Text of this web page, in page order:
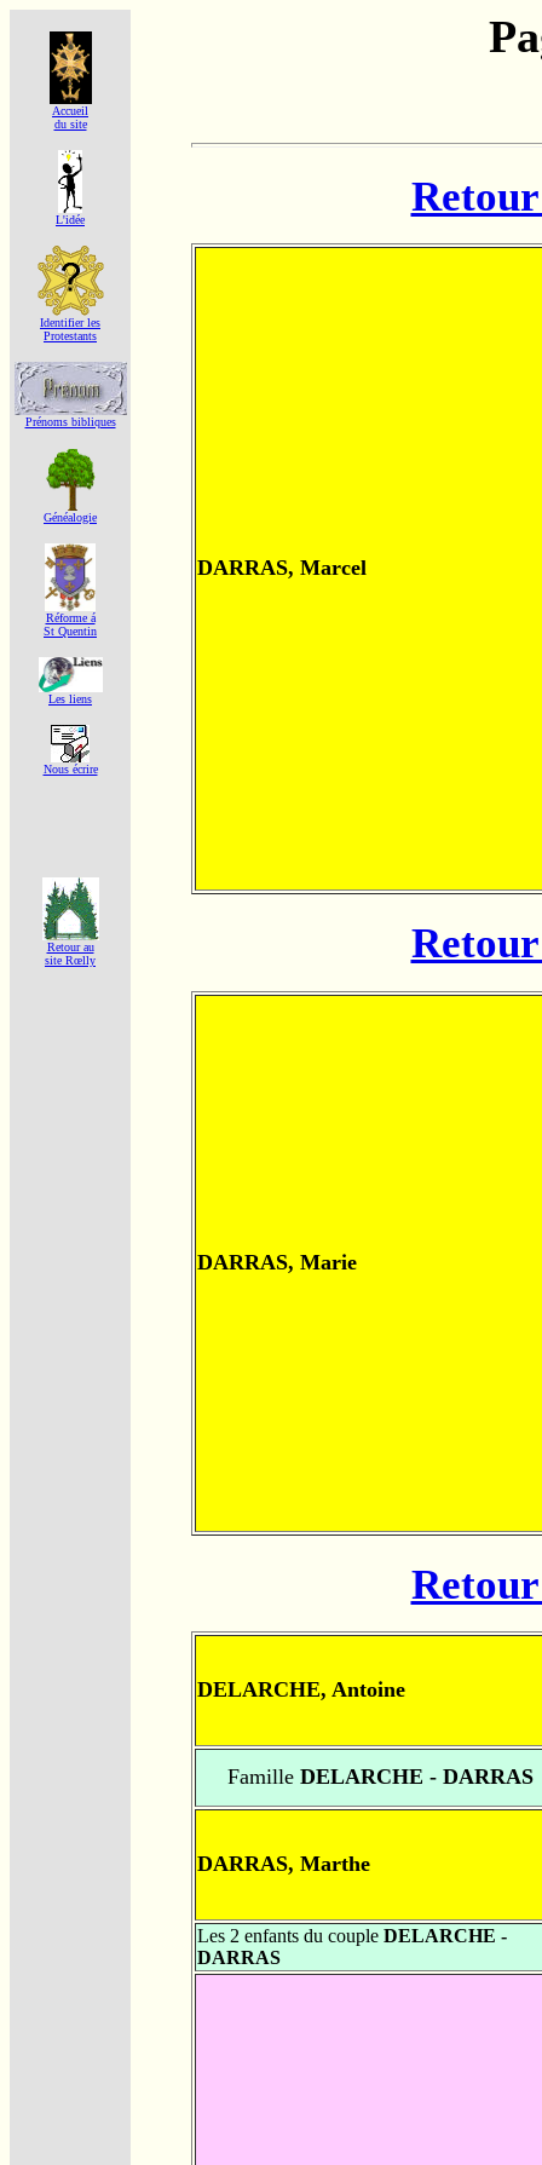
Accueil
du site
L'idée
Identifier les
Protestants
Prénoms bibliques
Généalogie
Réforme á
St Quentin
Les liens
Nous écrire
Retour au
site Rœlly
DARRAS, Marcel
DARRAS, Marie
DELARCHE, Antoine
Famille DELARCHE - DARRAS
DARRAS, Marthe
Les 2 enfants du couple DELARCHE -
DARRAS